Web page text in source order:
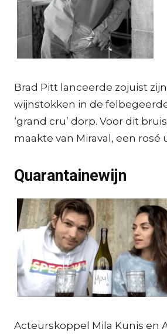
Brad Pitt lanceerde zojuist
wijnstokken in de
‘grand cru’ dorp. Voor dit
maakte van Miraval, een rosé
Quarantainewijn
Acteurskoppel Mila Kunis en